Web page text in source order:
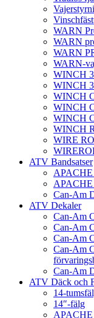
WARN
WARN
WARN
WARN-
WINCH
WINCH
WINCH
WINCH
WINCH
WINCH
WIRE
ATV Bandsatser
APACHE
APACHE
Can-Am
ATV Dekaler
Can-Am
Can-Am
Can-Am
Can-Am
Can-Am
ATV Däck och
14-
14″-fälg